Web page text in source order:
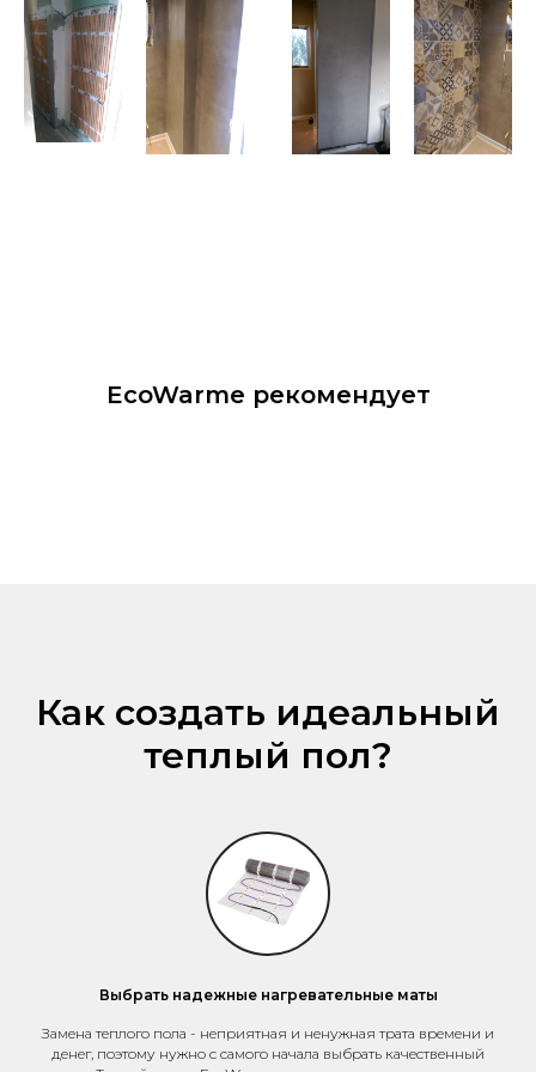
EcoWarme рекомендует
Как создать идеальный
теплый пол?
Выбрать надежные нагревательные маты
Замена теплого пола - неприятная и ненужная трата времени и
денег, поэтому нужно с самого начала выбрать качественный